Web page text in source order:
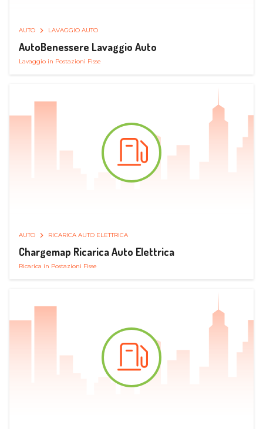
AUTO LAVAGGIO AUTO
AutoBenessere Lavaggio Auto
Lavaggio in Postazioni Fisse
AUTO RICARICA AUTO ELETTRICA
Chargemap Ricarica Auto Elettrica
Ricarica in Postazioni Fisse